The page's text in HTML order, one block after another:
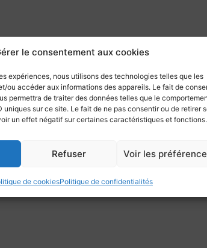
le consentement aux cookies
expériences, nous utilisons des technologies telles que les
ou accéder aux informations des appareils. Le fait de
permettra de traiter des données telles que le
uniques sur ce site. Le fait de ne pas consentir ou de retirer
un effet négatif sur certaines caractéristiques et fonctions.
Refuser Voir les
de cookiesPolitique de confidentialités